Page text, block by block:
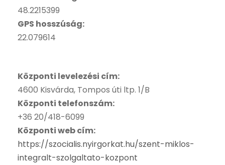
48.2215399
GPS hosszúság:
22.079614
Központi levelezési cím:
4600 Kisvárda, Tompos úti ltp. 1/B
Központi telefonszám:
+36 20/418-6099
Központi web cím:
https://szocialis.nyirgorkat.hu/szent-miklos-
integralt-szolgaltato-kozpont